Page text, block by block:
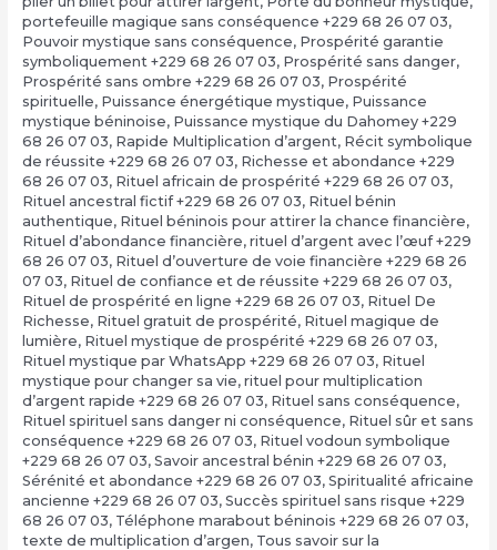
portefeuille magique sans conséquence +229 68 26 07 03,
Pouvoir mystique sans conséquence, Prospérité garantie
symboliquement +229 68 26 07 03, Prospérité sans danger,
Prospérité sans ombre +229 68 26 07 03, Prospérité
spirituelle, Puissance énergétique mystique, Puissance
mystique béninoise, Puissance mystique du Dahomey +229
68 26 07 03, Rapide Multiplication d’argent, Récit symbolique
de réussite +229 68 26 07 03, Richesse et abondance +229
68 26 07 03, Rituel africain de prospérité +229 68 26 07 03,
Rituel ancestral fictif +229 68 26 07 03, Rituel bénin
authentique, Rituel béninois pour attirer la chance financière,
Rituel d’abondance financière, rituel d’argent avec l’œuf +229
68 26 07 03, Rituel d’ouverture de voie financière +229 68 26
07 03, Rituel de confiance et de réussite +229 68 26 07 03,
Rituel de prospérité en ligne +229 68 26 07 03, Rituel De
Richesse, Rituel gratuit de prospérité, Rituel magique de
lumière, Rituel mystique de prospérité +229 68 26 07 03,
Rituel mystique par WhatsApp +229 68 26 07 03, Rituel
mystique pour changer sa vie, rituel pour multiplication
d’argent rapide +229 68 26 07 03, Rituel sans conséquence,
Rituel spirituel sans danger ni conséquence, Rituel sûr et sans
conséquence +229 68 26 07 03, Rituel vodoun symbolique
+229 68 26 07 03, Savoir ancestral bénin +229 68 26 07 03,
Sérénité et abondance +229 68 26 07 03, Spiritualité africaine
ancienne +229 68 26 07 03, Succès spirituel sans risque +229
68 26 07 03, Téléphone marabout béninois +229 68 26 07 03,
texte de multiplication d’argen, Tous savoir sur la